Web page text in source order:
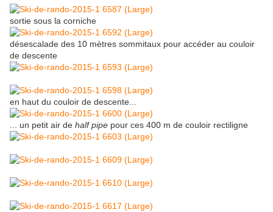
sortie sous la corniche
désescalade des 10 mètres sommitaux pour accéder au couloir
de descente
en haut du couloir de descente...
... un petit air de half pipe pour ces 400 m de couloir rectiligne